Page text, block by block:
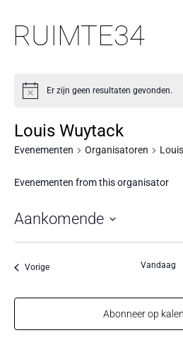
RUIMTE34
Er zijn geen resultaten gevonden.
Louis Wuytack
Evenementen Organisatoren
Evenementen from this organisator
Aankomende
Selecteer
datum.
VorigeEvenementen Vandaag
Abonneer op